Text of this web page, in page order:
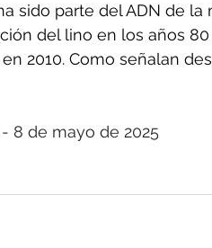
sido parte del ADN de la
del lino en los años
2010. Como señalan
8 de mayo de 2025